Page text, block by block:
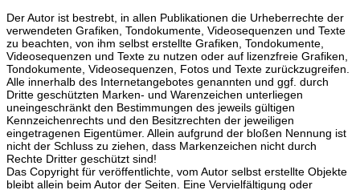
Der Autor ist bestrebt, in allen Publikationen die Urheberrechte der
verwendeten Grafiken, Tondokumente, Videosequenzen und Texte
zu beachten, von ihm selbst erstellte Grafiken, Tondokumente,
Videosequenzen und Texte zu nutzen oder auf lizenzfreie Grafiken,
Tondokumente, Videosequenzen, Fotos und Texte zurückzugreifen.
Alle innerhalb des Internetangebotes genannten und ggf. durch
Dritte geschützten Marken- und Warenzeichen unterliegen
uneingeschränkt den Bestimmungen des jeweils gültigen
Kennzeichenrechts und den Besitzrechten der jeweiligen
eingetragenen Eigentümer. Allein aufgrund der bloßen Nennung ist
nicht der Schluss zu ziehen, dass Markenzeichen nicht durch
Rechte Dritter geschützt sind!
Das Copyright für veröffentlichte, vom Autor selbst erstellte Objekte
bleibt allein beim Autor der Seiten. Eine Vervielfältigung oder